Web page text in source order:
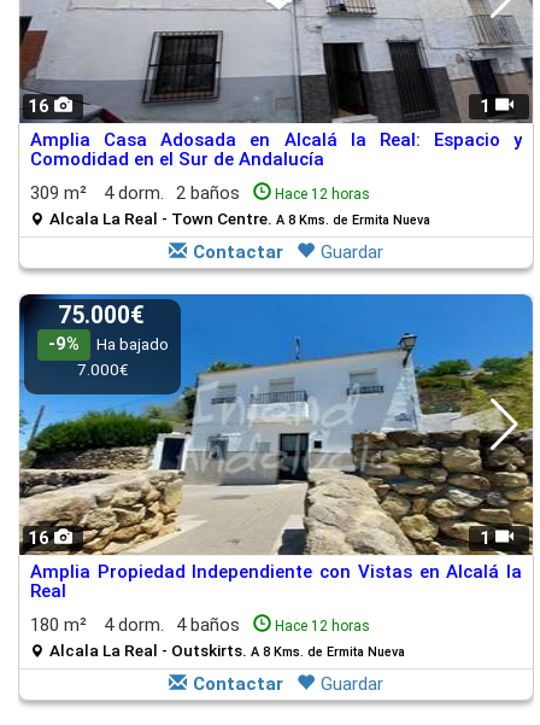
16 1
Amplia Casa Adosada en Alcalá la Real: Espacio y
Comodidad en el Sur de Andalucía
309 m²
4 dorm. 2 baños Hace 12 horas
Alcala La Real - Town Centre. A 8 Kms. de Ermita Nueva
Contactar Guardar
16 1
75.000€
-9%
Ha bajado
7.000€
Amplia Propiedad Independiente con Vistas en Alcalá la
Real
180 m²
4 dorm. 4 baños Hace 12 horas
Alcala La Real - Outskirts. A 8 Kms. de Ermita Nueva
Contactar Guardar